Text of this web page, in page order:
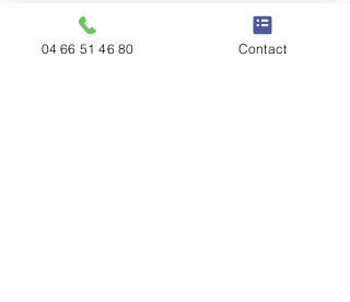
04 66 51 46 80 Contact